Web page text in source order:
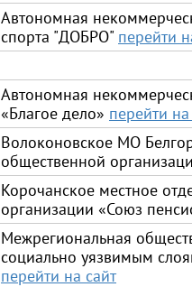
Автономная
спорта "ДОБРО" перейти
Автономная
«Благое дело» перейти на
Волоконовское МО
общественной
Корочанское местное
организации «Союз
Межрегиональная
социально уязвимым
перейти на сайт